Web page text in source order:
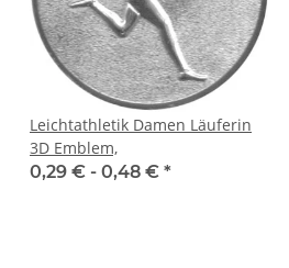
Leichtathletik Damen Läuferin
3D Emblem,
0,29 € - 0,48 € *